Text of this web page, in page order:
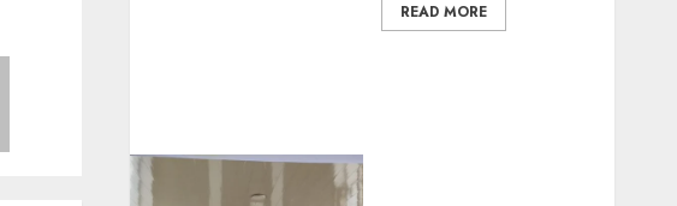
READ MORE